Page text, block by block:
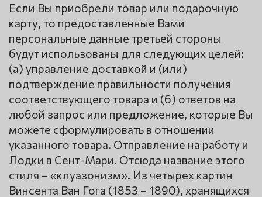
Если Вы приобрели товар или подарочную
карту, то предоставленные Вами
персональные данные третьей стороны
будут использованы для следующих целей:
(a) управление доставкой и (или)
подтверждение правильности получения
соответствующего товара и (б) ответов на
любой запрос или предложение, которые Вы
можете сформулировать в отношении
указанного товара. Отправление на работу и
Лодки в Сент-Мари. Отсюда название этого
стиля – «клуазонизм». Из четырех картин
Винсента Ван Гога (1853 – 1890), хранящихся